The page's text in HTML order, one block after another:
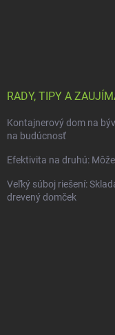
RADY, TIPY A
Kontajnerový dom na
na budúcnosť
Efektivita na druhú:
Veľký súboj riešení:
drevený domček